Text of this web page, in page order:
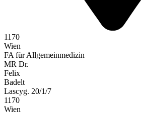
1170
Wien
FA für Allgemeinmedizin
MR Dr.
Felix
Badelt
Lascyg. 20/1/7
1170
Wien